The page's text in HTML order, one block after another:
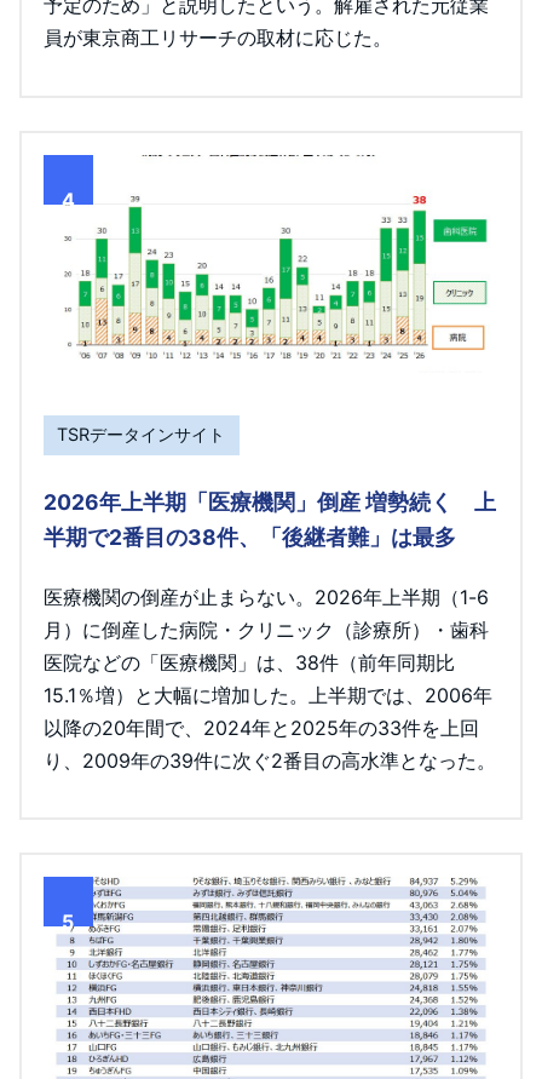
予定のため」と説明したという。解雇された元従業
員が東京商工リサーチの取材に応じた。
4
TSRデータインサイト
2026年上半期「医療機関」倒産 増勢続く 上
半期で2番目の38件、「後継者難」は最多
医療機関の倒産が止まらない。2026年上半期（1-6
月）に倒産した病院・クリニック（診療所）・歯科
医院などの「医療機関」は、38件（前年同期比
15.1％増）と大幅に増加した。上半期では、2006年
以降の20年間で、2024年と2025年の33件を上回
り、2009年の39件に次ぐ2番目の高水準となった。
5